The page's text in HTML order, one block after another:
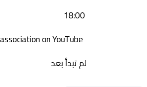
لم تبدأ بعد